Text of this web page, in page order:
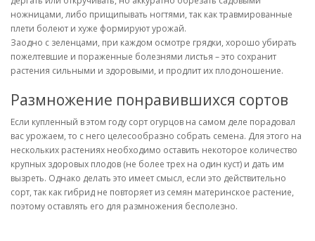
ножницами, либо прищипывать ногтями, так как травмированные
плети болеют и хуже формируют урожай.
Заодно с зеленцами, при каждом осмотре грядки, хорошо убирать
пожелтевшие и пораженные болезнями листья – это сохранит
растения сильными и здоровыми, и продлит их плодоношение.
Размножение понравившихся сортов
Если купленный в этом году сорт огурцов на самом деле порадовал
вас урожаем, то с него целесообразно собрать семена. Для этого на
нескольких растениях необходимо оставить некоторое количество
крупных здоровых плодов (не более трех на один куст) и дать им
вызреть. Однако делать это имеет смысл, если это действительно
сорт, так как гибрид не повторяет из семян материнское растение,
поэтому оставлять его для размножения бесполезно.